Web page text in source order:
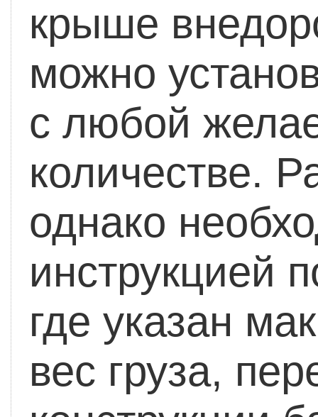
крыше
можно
с любой
количестве.
однако
инструкцией
где указан
вес груза,